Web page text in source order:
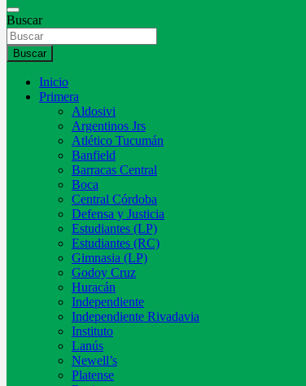
Buscar
Buscar
Inicio
Primera
Aldosivi
Argentinos Jrs
Atlético Tucumán
Banfield
Barracas Central
Boca
Central Córdoba
Defensa y Justicia
Estudiantes (LP)
Estudiantes (RC)
Gimnasia (LP)
Godoy Cruz
Huracán
Independiente
Independiente Rivadavia
Instituto
Lanús
Newell’s
Platense